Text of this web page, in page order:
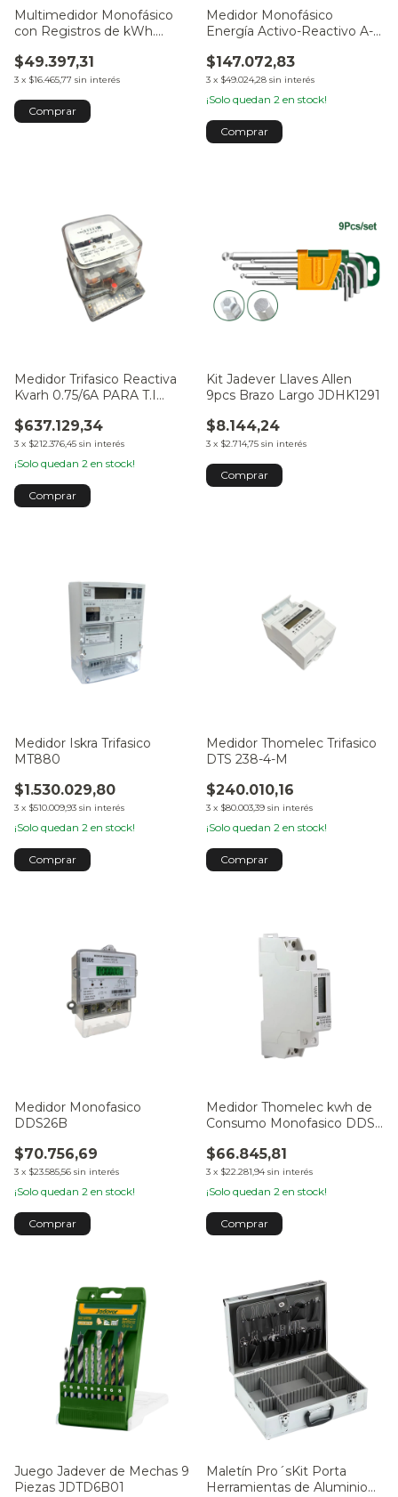
Multimedidor Monofásico
con Registros de kWh.
$49.397,31
3 x $16.465,77 sin interés
Medidor Monofásico
Energía Activo-Reactivo A-
$147.072,83
3 x $49.024,28 sin interés
¡Solo quedan 2 en stock!
Medidor Trifasico Reactiva
Kvarh 0.75/6A PARA T.I
$637.129,34
3 x $212.376,45 sin interés
¡Solo quedan 2 en stock!
Kit Jadever Llaves Allen
9pcs Brazo Largo JDHK1291
$8.144,24
3 x $2.714,75 sin interés
Medidor Iskra Trifasico
MT880
$1.530.029,80
3 x $510.009,93 sin interés
¡Solo quedan 2 en stock!
Medidor Thomelec Trifasico
DTS 238-4-M
$240.010,16
3 x $80.003,39 sin interés
¡Solo quedan 2 en stock!
Medidor Monofasico
DDS26B
$70.756,69
3 x $23.585,56 sin interés
¡Solo quedan 2 en stock!
Medidor Thomelec kwh de
Consumo Monofasico DDS
$66.845,81
3 x $22.281,94 sin interés
¡Solo quedan 2 en stock!
Juego Jadever de Mechas 9
Piezas JDTD6B01
Maletín Pro´sKit Porta
Herramientas de Aluminio